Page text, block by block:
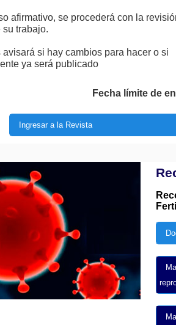
afirmativo, se procederá con la
su trabajo.
avisará si hay cambios para hacer o si
ya será publicado
Fecha límite de
Ingresar a la Revista